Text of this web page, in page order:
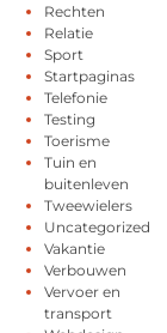
Rechten
Relatie
Sport
Startpaginas
Telefonie
Testing
Toerisme
Tuin en
buitenleven
Tweewielers
Uncategorized
Vakantie
Verbouwen
Vervoer en
transport